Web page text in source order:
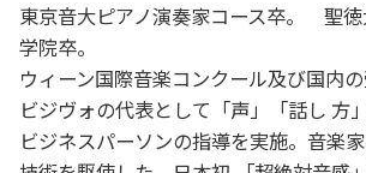
東京音大ピアノ演奏家コース卒。 聖
学院卒。
ウィーン国際音楽コンクール及び国内
ビジヴォの代表として「声」「話し 方
ビジネスパーソンの指導を実施。音楽